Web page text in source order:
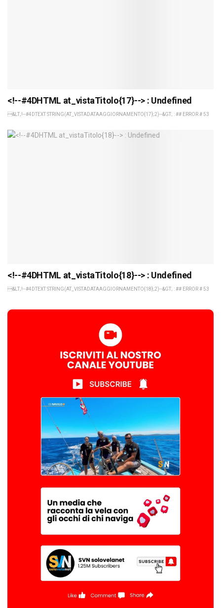
<!--#4DHTML at_vistaTitolo{17}--> : Undefined
&LT;!--#4DTEXT STRING(AT_VISTADATAAGGIORNAMENTO{17};2)--&GT; : ## ERROR # 53
<!--#4DHTML at_vistaTitolo{18}--> : Undefined
&LT;!--#4DTEXT STRING(AT_VISTADATAAGGIORNAMENTO{18};2)--&GT; : ## ERROR # 53